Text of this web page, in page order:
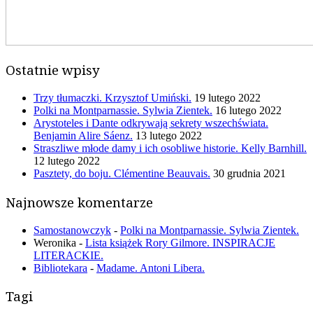
Ostatnie wpisy
Trzy tłumaczki. Krzysztof Umiński. 19 lutego 2022
Polki na Montparnassie. Sylwia Zientek. 16 lutego 2022
Arystoteles i Dante odkrywają sekrety wszechświata.
Benjamin Alire Sáenz. 13 lutego 2022
Straszliwe młode damy i ich osobliwe historie. Kelly Barnhill.
12 lutego 2022
Pasztety, do boju. Clémentine Beauvais. 30 grudnia 2021
Najnowsze komentarze
Samostanowczyk - Polki na Montparnassie. Sylwia Zientek.
Weronika - Lista książek Rory Gilmore. INSPIRACJE
LITERACKIE.
Bibliotekara - Madame. Antoni Libera.
Tagi